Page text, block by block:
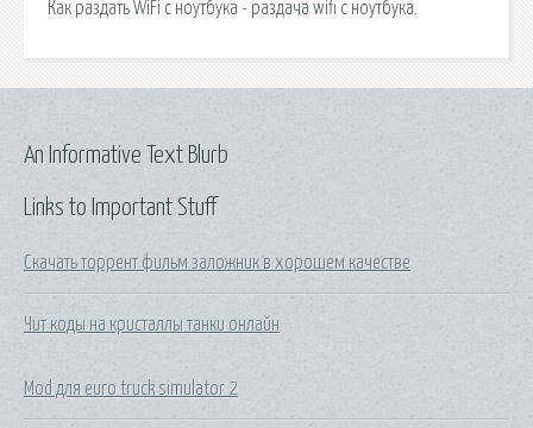
Как раздать WiFi с ноутбука - раздача wifi с ноутбука.
Links to Important Stuff
Скачать торрент фильм заложник в хорошем качестве
Чит коды на кристаллы танки онлайн
Mod для euro truck simulator 2
An Informative Text Blurb